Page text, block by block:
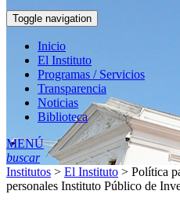
Toggle navigation
Inicio
El Instituto
Programas / Servicios
Transparencia
Noticias
Biblioteca
MENÚ
buscar
Institutos > El Instituto > Política
personales Instituto Público de